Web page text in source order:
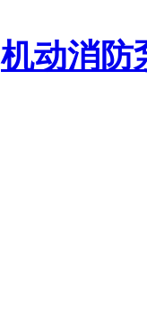
机动消防